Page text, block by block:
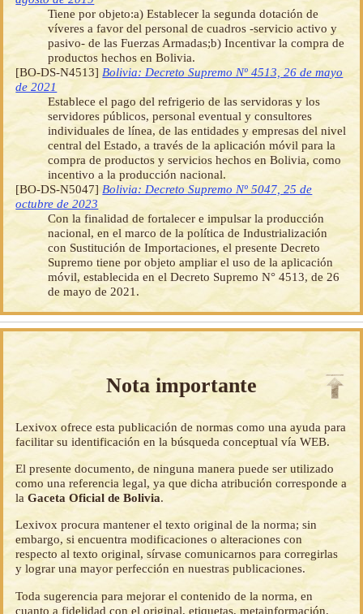
Tiene por objeto:a) Establecer la segunda dotación de
víveres a favor del personal de cuadros -servicio activo y
pasivo- de las Fuerzas Armadas;b) Incentivar la compra de
productos hechos en Bolivia.
[BO-DS-N4513]Bolivia: Decreto Supremo Nº 4513, 26 de mayo
de 2021
Establece el pago del refrigerio de las servidoras y los
servidores públicos, personal eventual y consultores
individuales de línea, de las entidades y empresas del nivel
central del Estado, a través de la aplicación móvil para la
compra de productos y servicios hechos en Bolivia, como
incentivo a la producción nacional.
[BO-DS-N5047]Bolivia: Decreto Supremo Nº 5047, 25 de
octubre de 2023
Con la finalidad de fortalecer e impulsar la producción
nacional, en el marco de la política de Industrialización
con Sustitución de Importaciones, el presente Decreto
Supremo tiene por objeto ampliar el uso de la aplicación
móvil, establecida en el Decreto Supremo N° 4513, de 26
de mayo de 2021.
Nota importante
Lexivox ofrece esta publicación de normas como una ayuda para
facilitar su identificación en la búsqueda conceptual vía WEB.
El presente documento, de ninguna manera puede ser utilizado
como una referencia legal, ya que dicha atribución corresponde a
laGaceta Oficial de Bolivia.
Lexivox procura mantener el texto original de la norma; sin
embargo, si encuentra modificaciones o alteraciones con
respecto al texto original, sírvase comunicarnos para corregirlas
y lograr una mayor perfección en nuestras publicaciones.
Toda sugerencia para mejorar el contenido de la norma, en
cuanto a fidelidad con el original, etiquetas, metainformación,